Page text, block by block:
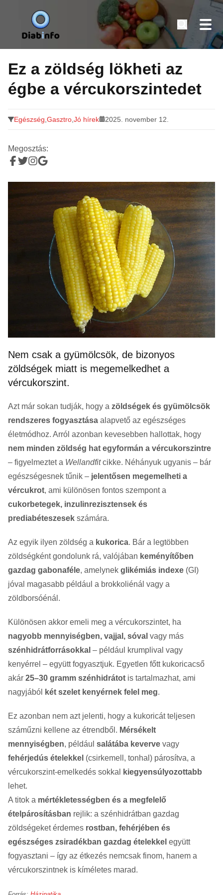
Tovább
tartalomra
Diabinfo.hu – Információk cukorbetegeknek
Ez a zöldség lökheti az
égbe a vércukorszintedet
Egészség Gasztro Jó hírek 2025. november 12.
Megosztás:
Nem csak a gyümölcsök, de bizonyos
zöldségek miatt is megemelkedhet a
vércukorszint.
Azt már sokan tudják, hogy a zöldségek és gyümölcsök
rendszeres fogyasztása alapvető az egészséges
életmódhoz. Arról azonban kevesebben hallottak, hogy
nem minden zöldség hat egyformán a vércukorszintre
– figyelmeztet a Wellandfitcikke. Néhányuk ugyanis – bár
egészségesnek tűnik – jelentősen megemelheti a
vércukrot, ami különösen fontos szempont a
cukorbetegek, inzulinrezisztensek és
prediabéteszesek számára.
Az egyik ilyen zöldség a kukorica. Bár a legtöbben
zöldségként gondolunk rá, valójában keményítőben
gazdag gabonaféle, amelynek glikémiás indexe (GI)
jóval magasabb például a brokkoliénál vagy a
zöldborsóénál.
Különösen akkor emeli meg a vércukorszintet, ha
nagyobb mennyiségben, vajjal, sóval vagy más
szénhidrátforrásokkal – például krumplival vagy
kenyérrel – együtt fogyasztjuk. Egyetlen főtt kukoricacső
akár 25–30 gramm szénhidrátot is tartalmazhat, ami
nagyjából
két szelet kenyérnek felel meg.
Ez azonban nem azt jelenti, hogy a kukoricát teljesen
száműzni kellene az étrendből. Mérsékelt
mennyiségben, például salátába keverve vagy
fehérjedús ételekkel (csirkemell, tonhal) párosítva, a
vércukorszint-emelkedés sokkal
kiegyensúlyozottabb
lehet.
A titok a mértékletességben és a megfelelő
ételpárosításban rejlik: a szénhidrátban gazdag
zöldségeket érdemes rostban, fehérjében és
egészséges zsiradékban gazdag ételekkel együtt
fogyasztani – így az étkezés nemcsak finom, hanem a
vércukorszintnek is kíméletes marad.